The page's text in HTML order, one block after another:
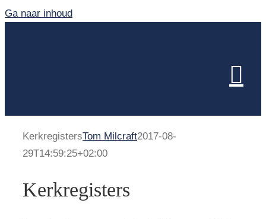
Ga naar inhoud
KerkregistersTom Milcraft2017-08-
29T14:59:25+02:00
Kerkregisters